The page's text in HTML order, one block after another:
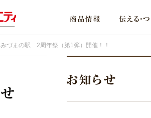
みづまの駅 2周年祭（第1弾）開催！！